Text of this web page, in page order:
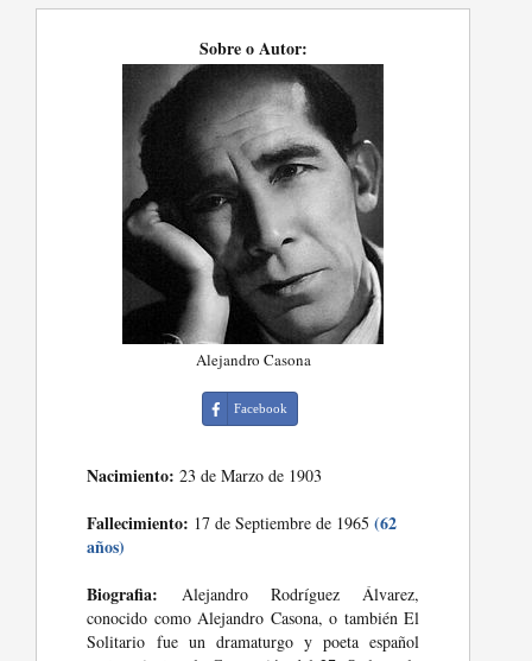
Sobre o Autor:
Alejandro Casona
Facebook
Nacimiento: 23 de Marzo de 1903
Fallecimiento: 17 de Septiembre de 1965(62
años)
Biografia: Alejandro Rodríguez Álvarez,
conocido como Alejandro Casona, o también El
Solitario fue un dramaturgo y poeta español